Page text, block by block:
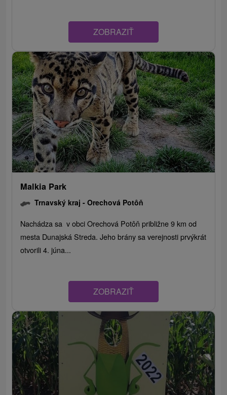
ZOBRAZIŤ
Malkia Park
Trnavský kraj -Orechová Potôň
Nachádza sa v obci Orechová Potôň približne 9 km od
mesta Dunajská Streda. Jeho brány sa verejnosti prvýkrát
otvorili 4. júna...
ZOBRAZIŤ